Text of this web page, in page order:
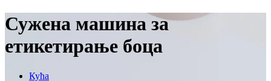
Сужена машина за
етикетирање боца
Кућа